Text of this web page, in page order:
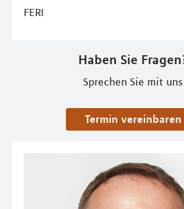
FERI
Haben Sie
Sprechen Sie mit uns
Termin vereinbaren